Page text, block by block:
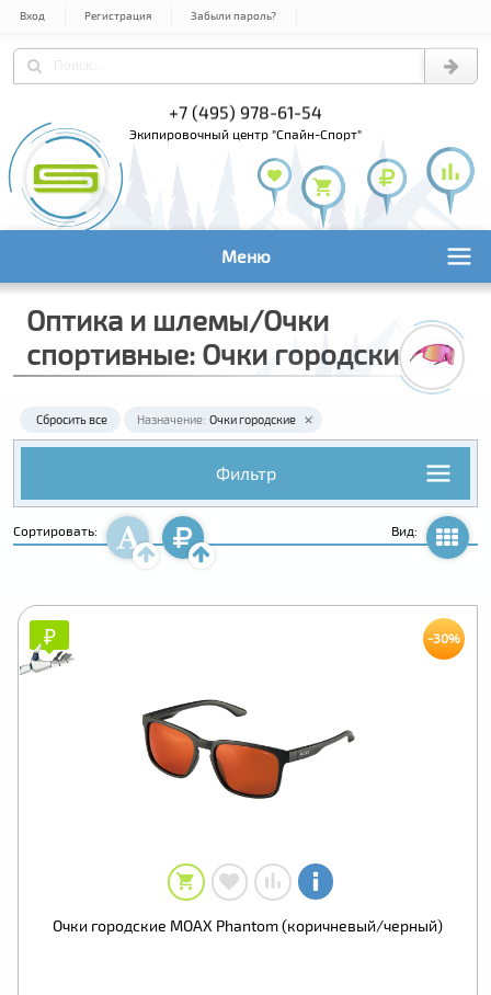
Вход Регистрация Забыли пароль?
+7 (495) 978-61-54
экипировочный центр "Спайн-Спорт"
Меню
Оптика и шлемы/Очки
спортивные: Очки городские
Сбросить все Назначение: Очки городские
Фильтр
Сортировать: Вид:
₽₽
Очки городские MOAX Phantom (коричневый/черный)
-30%